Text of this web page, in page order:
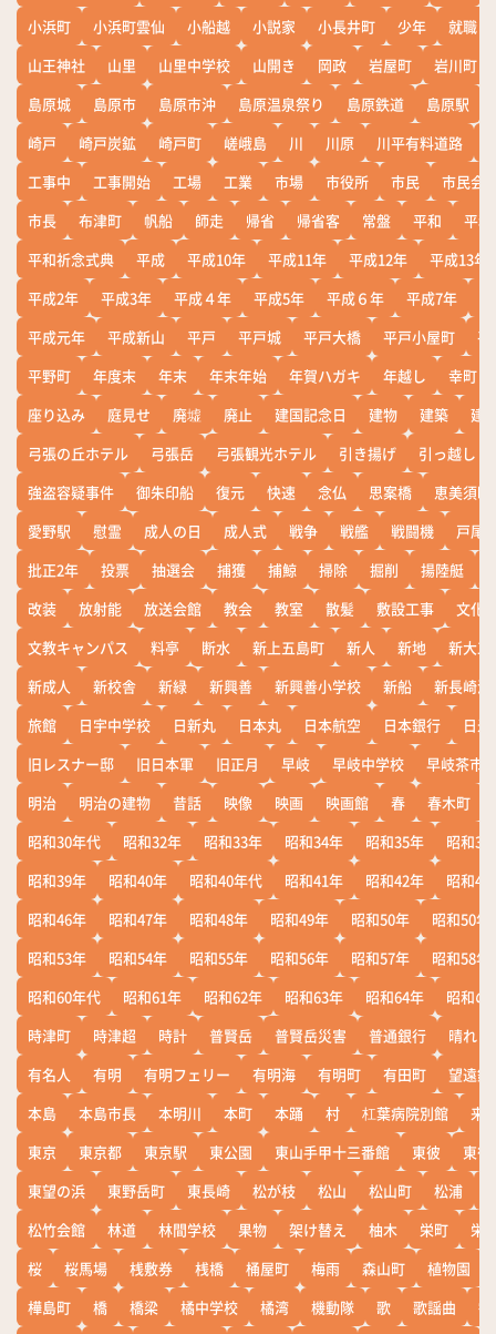
小浜町 小浜町雲仙 小船越 小説家 小長井町 少年
就職
山王神社
山里 山里中学校 山開き 岡政 岩屋町
岩川町
島原城
島原市 島原市沖 島原温泉祭り 島原鉄道 島原駅
崎戸
崎戸炭鉱 崎戸町 嵯峨島 川 川原 川平有料道路
工事中
工事開始 工場 工業 市場 市役所 市民
市民会
市長
布津町 帆船 師走 帰省 帰省客 常盤 平和
平
平和祈念式典
平成 平成10年 平成11年 平成12年
平成13年
平成2年
平成3年 平成４年 平成5年 平成６年 平成7年
平成元年
平成新山 平戸 平戸城 平戸大橋 平戸小屋町
平
平野町
年度末 年末 年末年始 年賀ハガキ 年越し
幸町
座り込み
庭見せ 廃墟 廃止 建国記念日 建物 建築
建
弓張の丘ホテル
弓張岳 弓張観光ホテル 引き揚げ
引っ越し
強盗容疑事件
御朱印船 復元 快速 念仏 思案橋
恵美須町
愛野駅
慰霊 成人の日 成人式 戦争 戦艦 戦闘機
戸尾
批正2年
投票 抽選会 捕獲 捕鯨 掃除 掘削 揚陸艇
改装
放射能 放送会館 教会 教室 散髪 敷設工事
文化
文教キャンパス
料亭 断水 新上五島町 新人 新地
新大工
新成人
新校舎 新緑 新興善 新興善小学校 新船
新長崎漁
旅館
日宇中学校 日新丸 日本丸 日本航空 日本銀行
日
旧レスナー邸
旧日本軍 旧正月 早岐 早岐中学校
早岐茶市
明治
明治の建物 昔話 映像 映画 映画館 春 春木町
昭和30年代
昭和32年 昭和33年 昭和34年 昭和35年
昭和36
昭和39年
昭和40年 昭和40年代 昭和41年 昭和42年
昭和43
昭和46年
昭和47年 昭和48年 昭和49年 昭和50年
昭和50年
昭和53年
昭和54年 昭和55年 昭和56年 昭和57年
昭和58年
昭和60年代
昭和61年 昭和62年 昭和63年 昭和64年
昭和の
時津町
時津超 時計 普賢岳 普賢岳災害 普通銀行
晴れ
有名人
有明 有明フェリー 有明海 有明町 有田町
望遠鏡
本島
本島市長 本明川 本町 本踊 村 杠葉病院別館
来
東京
東京都 東京駅 東公園 東山手甲十三番館 東彼
東彼
東望の浜
東野岳町 東長崎 松が枝 松山 松山町 松浦
松竹会館
林道 林間学校 果物 架け替え 柚木 栄町
栄
桜
桜馬場 桟敷券 桟橋 桶屋町 梅雨 森山町 植物園
樺島町
橋 橋梁 橘中学校 橘湾 機動隊 歌 歌謡曲